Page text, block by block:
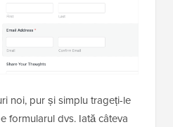
noi, pur și simplu trageți-le
formularul dvs. Iată câteva